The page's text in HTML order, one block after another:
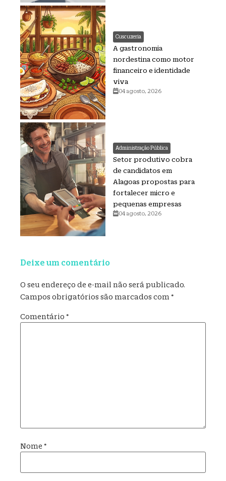
Cuscuzeria
A gastronomia
nordestina como motor
financeiro e identidade
viva
04 agosto, 2026
Administração Pública
Setor produtivo cobra
de candidatos em
Alagoas propostas para
fortalecer micro e
pequenas empresas
04 agosto, 2026
Deixe um comentário
O seu endereço de e-mail não será publicado.
Campos obrigatórios são marcados com *
Comentário *
Nome *